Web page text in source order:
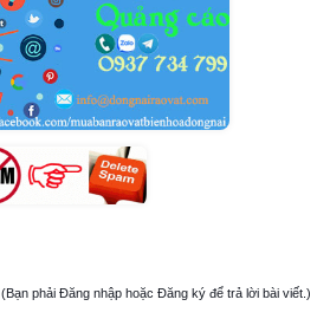
(Bạn phải Đăng nhập hoặc Đăng ký để trả lời bài viết.)